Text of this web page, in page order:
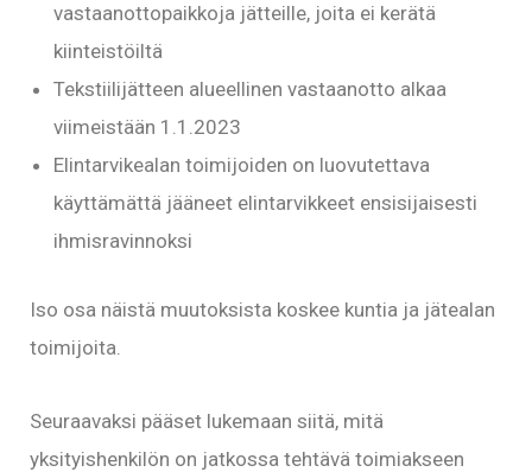
vastaanottopaikkoja jätteille, joita ei kerätä
kiinteistöiltä
Tekstiilijätteen alueellinen vastaanotto alkaa
viimeistään 1.1.2023
Elintarvikealan toimijoiden on luovutettava
käyttämättä jääneet elintarvikkeet ensisijaisesti
ihmisravinnoksi
Iso osa näistä muutoksista koskee kuntia ja jätealan
toimijoita.
Seuraavaksi pääset lukemaan siitä, mitä
yksityishenkilön on jatkossa tehtävä toimiakseen